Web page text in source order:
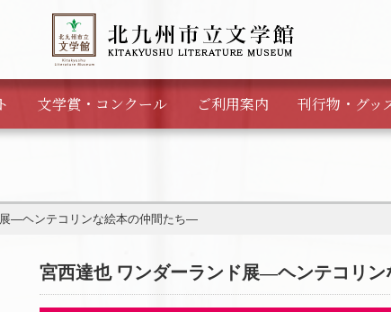
文学賞・ コンクール ご利用案内 刊行物・ グッ
―ヘンテコリンな絵本の仲間たち―
宮西達也 ワンダーランド展―ヘンテコリ